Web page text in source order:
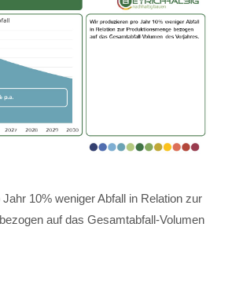
10% weniger Abfall in Relation zur
auf das Gesamtabfall-Volumen